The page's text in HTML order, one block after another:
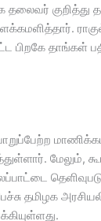
தலைவர் குறித்து
பிறகே தாங்கள்
மேலும்,
தமிழக